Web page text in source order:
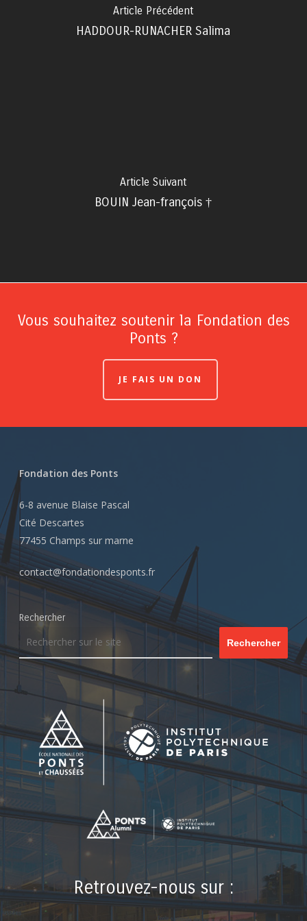
Article Précédent
HADDOUR-RUNACHER Salima
Article Suivant
BOUIN Jean-françois †
Vous souhaitez soutenir la Fondation des
Ponts ?
JE FAIS UN DON
Fondation des Ponts
6-8 avenue Blaise Pascal
Cité Descartes
77455 Champs sur marne
contact@fondationdesponts.fr
Rechercher
Rechercher
Retrouvez-nous sur :